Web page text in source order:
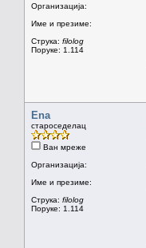
Организација:
Име и презиме:
Струка: filolog
Поруке: 1.114
Ena
староседелац
Ван мреже
Организација:
Име и презиме:
Струка: filolog
Поруке: 1.114